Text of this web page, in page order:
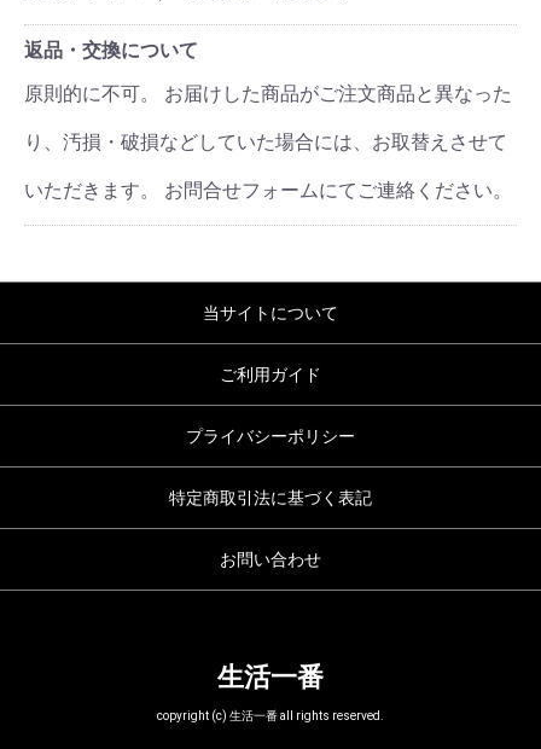
返品・交換について
原則的に不可。 お届けした商品がご注文商品と異なった
り、汚損・破損などしていた場合には、お取替えさせて
いただきます。 お問合せフォームにてご連絡ください。
当サイトについて
ご利用ガイド
プライバシーポリシー
特定商取引法に基づく表記
お問い合わせ
生活一番
copyright (c) 生活一番 all rights reserved.